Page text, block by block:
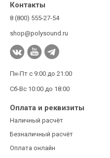
Контакты
8 (800) 555-27-54
shop@polysound.ru
Пн-Пт с 9:00 до 21:00
Сб-Вс 10:00 до 18:00
Оплата и реквизиты
Наличный расчёт
Безналичный расчёт
Оплата онлайн